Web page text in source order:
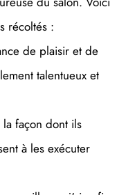
récoltés :
de plaisir et de
talentueux et
façon dont ils
à les exécuter
ailleurs, j'ai enfin